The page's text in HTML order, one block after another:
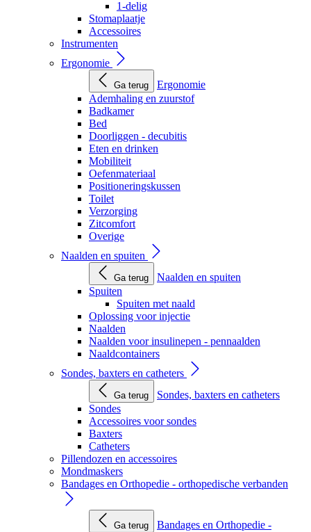
1-delig
Stomaplaatje
Accessoires
Instrumenten
Ergonomie
Ga terug
Ergonomie
Ademhaling en zuurstof
Badkamer
Bed
Doorliggen - decubitis
Eten en drinken
Mobiliteit
Oefenmateriaal
Positioneringskussen
Toilet
Verzorging
Zitcomfort
Overige
Naalden en spuiten
Ga terug
Naalden en spuiten
Spuiten
Spuiten met naald
Oplossing voor injectie
Naalden
Naalden voor insulinepen - pennaalden
Naaldcontainers
Sondes, baxters en catheters
Ga terug
Sondes, baxters en catheters
Sondes
Accessoires voor sondes
Baxters
Catheters
Pillendozen en accessoires
Mondmaskers
Bandages en Orthopedie - orthopedische verbanden
Ga terug
Bandages en Orthopedie -